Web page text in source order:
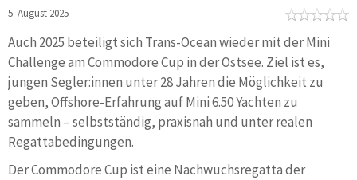
5. August 2025
Auch 2025 beteiligt sich Trans-Ocean wieder mit der Mini
Challenge am Commodore Cup in der Ostsee. Ziel ist es,
jungen Segler:innen unter 28 Jahren die Möglichkeit zu
geben, Offshore-Erfahrung auf Mini 6.50 Yachten zu
sammeln – selbstständig, praxisnah und unter realen
Regattabedingungen.
Der Commodore Cup ist eine Nachwuchsregatta der